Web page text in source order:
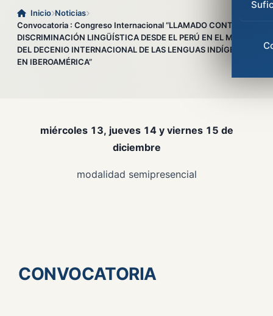
Inicio Noticias
Convocatoria : Congreso Internacional “LLAMADO CONTRA LA
DISCRIMINACIÓN LINGÜÍSTICA DESDE EL PERÚ EN EL MARCO
DEL DECENIO INTERNACIONAL DE LAS LENGUAS INDÍGENAS
EN IBEROAMÉRICA”
miércoles 13, jueves 14 y viernes 15 de
diciembre
modalidad semipresencial
CONVOCATORIA